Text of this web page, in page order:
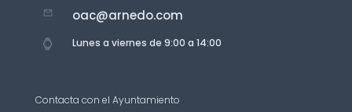
oac@arnedo.com
Lunes a viernes de 9:00 a 14:00
Contacta con el Ayuntamiento